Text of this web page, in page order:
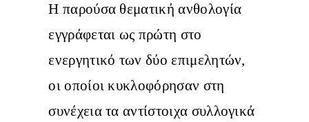
Η παρούσα θεματική ανθολογία
εγγράφεται ως πρώτη στο
ενεργητικό των δύο επιμελητών,
οι οποίοι κυκλοφόρησαν στη
συνέχεια τα αντίστοιχα συλλογικά